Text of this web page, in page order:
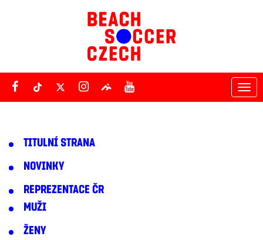
TITULNÍ STRANA
NOVINKY
REPREZENTACE ČR
MUŽI
ŽENY